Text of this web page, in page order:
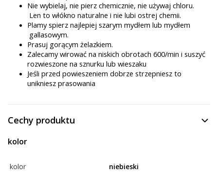
Nie wybielaj, nie pierz chemicznie, nie używaj chloru.
Len to włókno naturalne i nie lubi ostrej chemii.
Plamy spierz najlepiej szarym mydłem lub mydłem
gallasowym.
Prasuj gorącym żelazkiem.
Zalecamy wirować na niskich obrotach 600/min i suszyć
rozwieszone na sznurku lub wieszaku
Jeśli przed powieszeniem dobrze strzepniesz to
unikniesz prasowania
Cechy produktu
kolor
kolor niebieski